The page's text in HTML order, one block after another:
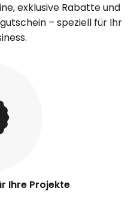
exklusive Rabatte und
– speziell für Ihr
Ihre Projekte